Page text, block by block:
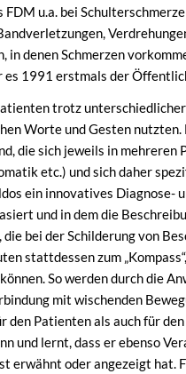
u.a. bei
in denen Schmerzen
es 1991 erstmals der
trotz
Worte und Gesten
die sich jeweils in
etc.) und sich daher
ein innovatives Diagnose-
und in dem die
bei der Schilderung von
stattdessen zum
So werden durch die
mit wischenden
den Patienten als auch für
und lernt, dass er ebenso
erwähnt oder angezeigt